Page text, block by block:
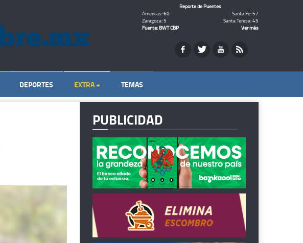
Reporte de Puentes
Americas: 60
Santa Fe: 57
Zaragoza: 5
Santa Teresa: 45
Fuente: BWT CBP
Ver más
DEPORTES EXTRA + TEMAS
PUBLICIDAD